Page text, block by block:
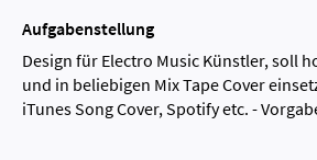
Aufgabenstellung
Design für Electro Music Künstler, soll
und in beliebigen Mix Tape Cover
iTunes Song Cover, Spotify etc. -